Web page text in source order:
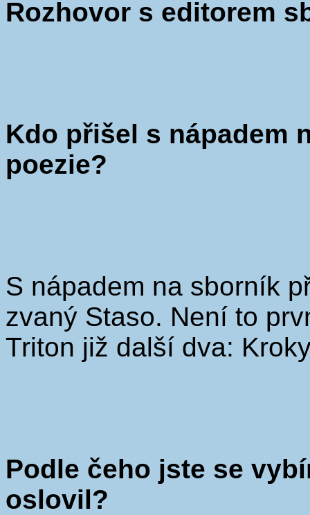
Rozhovor s editorem
Kdo přišel s nápadem
poezie?
S nápadem na sborník
zvaný Staso. Není to
Triton již další dva:
Podle čeho jste se
oslovil?